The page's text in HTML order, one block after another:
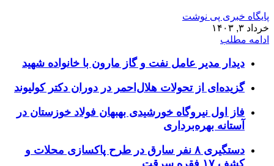
پایگاه خبری پی نوشت
خرداد ۳, ۱۴۰۳
ادامه مطلب
دیدار مدیر عامل نفت و گاز مارون با خانواده شهید
گزیده‌ای از تحولات هلال‌احمر در دوران دکتر کولیوند
فاز اول نیروگاه خورشیدی بهبهان فولاد خوزستان در
آستانه بهره‌برداری
دستگیری ۸ نفر سارق در طرح پاکسازی محلات و